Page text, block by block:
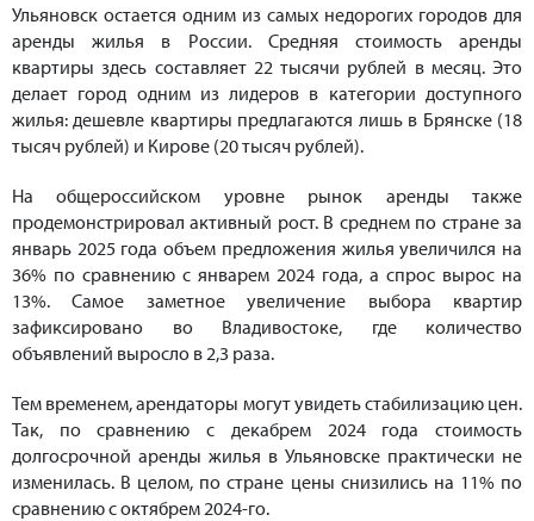
Ульяновск остается одним из самых недорогих городов для
аренды жилья в России. Средняя стоимость аренды
квартиры здесь составляет 22 тысячи рублей в месяц. Это
делает город одним из лидеров в категории доступного
жилья: дешевле квартиры предлагаются лишь в Брянске (18
тысяч рублей) и Кирове (20 тысяч рублей).
На общероссийском уровне рынок аренды также
продемонстрировал активный рост. В среднем по стране за
январь 2025 года объем предложения жилья увеличился на
36% по сравнению с январем 2024 года, а спрос вырос на
13%. Самое заметное увеличение выбора квартир
зафиксировано во Владивостоке, где количество
объявлений выросло в 2,3 раза.
Тем временем, арендаторы могут увидеть стабилизацию цен.
Так, по сравнению с декабрем 2024 года стоимость
долгосрочной аренды жилья в Ульяновске практически не
изменилась. В целом, по стране цены снизились на 11% по
сравнению с октябрем 2024-го.